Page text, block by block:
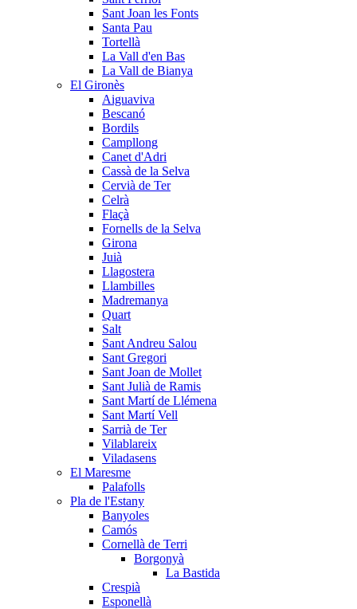
Sant Joan les Fonts
Santa Pau
Tortellà
La Vall d'en Bas
La Vall de Bianya
El Gironès
Aiguaviva
Bescanó
Bordils
Campllong
Canet d'Adri
Cassà de la Selva
Cervià de Ter
Celrà
Flaçà
Fornells de la Selva
Girona
Juià
Llagostera
Llambilles
Madremanya
Quart
Salt
Sant Andreu Salou
Sant Gregori
Sant Joan de Mollet
Sant Julià de Ramis
Sant Martí de Llémena
Sant Martí Vell
Sarrià de Ter
Vilablareix
Viladasens
El Maresme
Palafolls
Pla de l'Estany
Banyoles
Camós
Cornellà de Terri
Borgonyà
La Bastida
Crespià
Esponellà